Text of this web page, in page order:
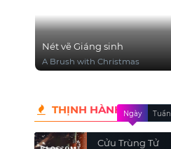
Nét vẽ Giáng sinh
A Brush with Christmas
THỊNH HÀNH Ngày Tuần
Cửu Trùng Tử